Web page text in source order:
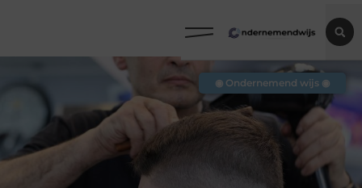
◉ Ondernemend wijs ◉